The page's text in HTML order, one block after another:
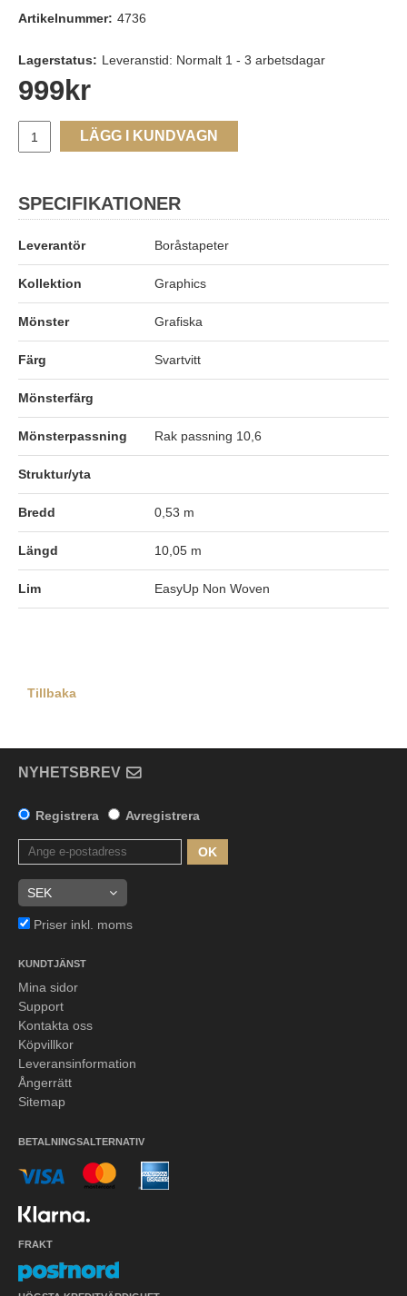
Artikelnummer: 4736
Lagerstatus: Leveranstid: Normalt 1 - 3 arbetsdagar
999 kr
LÄGG I KUNDVAGN
SPECIFIKATIONER
Leverantör Boråstapeter
Kollektion Graphics
Mönster Grafiska
Färg Svartvitt
Mönsterfärg
Mönsterpassning Rak passning 10,6
Struktur/yta
Bredd 0,53 m
Längd 10,05 m
Lim EasyUp Non Woven
Tillbaka
NYHETSBREV
Registrera Avregistrera
OK
Priser inkl. moms
KUNDTJÄNST
Mina sidor
Support
Kontakta oss
Köpvillkor
Leveransinformation
Ångerrätt
Sitemap
BETALNINGSALTERNATIV
FRAKT